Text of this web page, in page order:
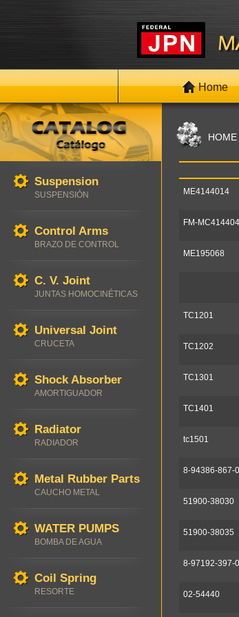
Home
Suspension
SUSPENSIÓN
Control Arms
BRAZO DE CONTROL
C. V. Joint
JUNTAS HOMOCINÉTICAS
Universal Joint
CRUCETA
Shock Absorber
AMORTIGUADOR
Radiator
RADIADOR
Metal Rubber Parts
CAUCHO METAL
WATER PUMPS
BOMBA DE AGUA
Coil Spring
RESORTE
HOME
ME4144014
FM-MC414404
ME195068
TC1201
TC1202
TC1301
TC1401
tc1501
8-94386-867-
51900-38030
51900-38035
8-97192-397-0
02-54440